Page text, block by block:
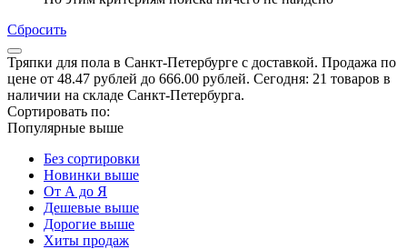
Сбросить
Тряпки для пола в Санкт-Петербурге с доставкой. Продажа по
цене от 48.47 рублей до 666.00 рублей. Сегодня: 21 товаров в
наличии на складе Санкт-Петербурга.
Сортировать по:
Популярные выше
Без сортировки
Новинки выше
От А до Я
Дешевые выше
Дорогие выше
Хиты продаж